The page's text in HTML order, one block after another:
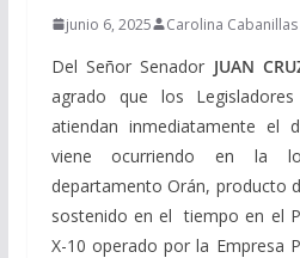
junio 6, 2025 Carolina Cabanillas
Del Señor Senador JUAN
agrado que los
atiendan inmediatamente el
viene ocurriendo en la
departamento Orán, producto
sostenido en el tiempo en el
X-10 operado por la Empresa